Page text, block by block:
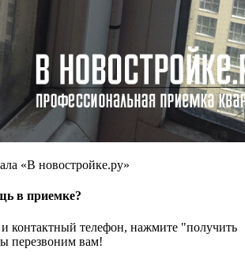
«В новостройке.ру»
в приемке?
контактный телефон, нажмите "получить
перезвоним вам!